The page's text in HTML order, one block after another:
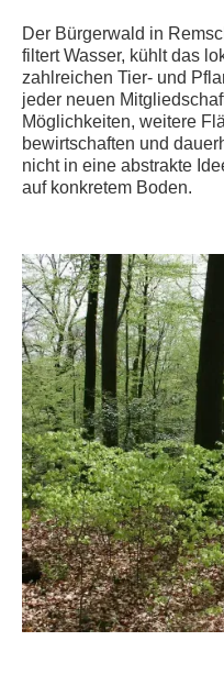
Der Bürgerwald in
filtert Wasser, kühlt das
zahlreichen Tier- und
jeder neuen
Möglichkeiten, weitere
bewirtschaften und
nicht in eine abstrakte
auf konkretem Boden.